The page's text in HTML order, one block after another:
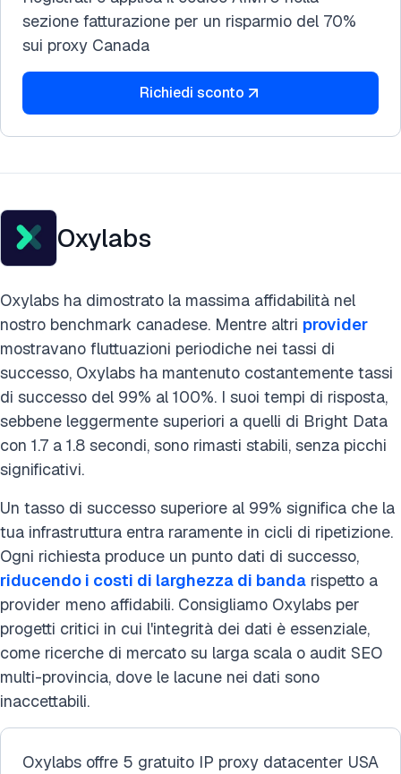
sezione fatturazione per un risparmio del 70%
sui proxy Canada
Richiedi sconto
Oxylabs
Oxylabs ha dimostrato la massima affidabilità nel
nostro benchmark canadese. Mentre altri provider
mostravano fluttuazioni periodiche nei tassi di
successo, Oxylabs ha mantenuto costantemente tassi
di successo del 99% al 100%. I suoi tempi di risposta,
sebbene leggermente superiori a quelli di Bright Data
con 1.7 a 1.8 secondi, sono rimasti stabili, senza picchi
significativi.
Un tasso di successo superiore al 99% significa che la
tua infrastruttura entra raramente in cicli di ripetizione.
Ogni richiesta produce un punto dati di successo,
riducendo i costi di larghezza di banda rispetto a
provider meno affidabili. Consigliamo Oxylabs per
progetti critici in cui l'integrità dei dati è essenziale,
come ricerche di mercato su larga scala o audit SEO
multi-provincia, dove le lacune nei dati sono
inaccettabili.
Oxylabs offre 5 gratuito IP proxy datacenter USA